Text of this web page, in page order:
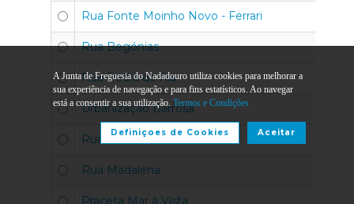
Rua Fonte Moinho Novo - Ferrari
Rua Begónias
Rua Pedra de Aia
Urbanização Barrosa
Rua Pedreiras
Rua Madalena
Praceta Mar à Vista
A Junta de Freguesia do Nadadouro utiliza cookies para melhorar a
sua experiência de navegação e para fins estatísticos. Ao navegar
está a consentir a sua utilização. Termos e Condições
Aceitar
Definiçoes de Cookies